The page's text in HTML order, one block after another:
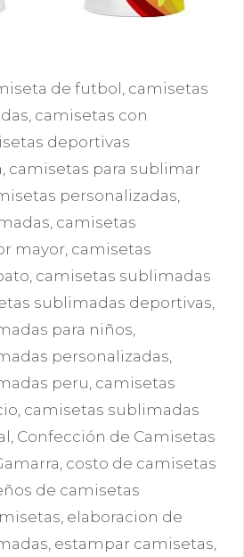
de futbol camisetas
camisetas con
deportivas
camisetas para sublimar
personalizadas
camisetas
mayor camisetas
camisetas sublimadas
sublimadas deportivas
para niños
personalizadas
peru camisetas
camisetas sublimadas
Confección de Camisetas
costo de camisetas
de camisetas
elaboracion de
estampar camisetas